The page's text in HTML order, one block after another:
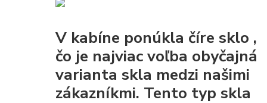
V kabíne ponúkla číre sklo ,
čo je najviac voľba obyčajná
varianta skla medzi našimi
zákazníkmi. Tento typ skla